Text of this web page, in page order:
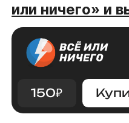
или ничего» и
150₽